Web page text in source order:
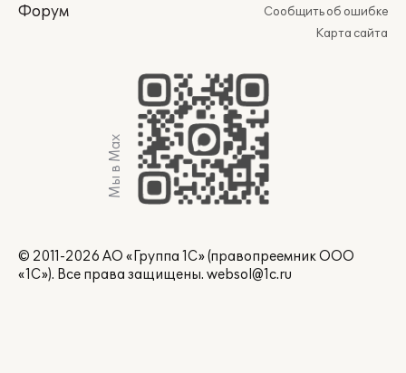
Форум
Сообщить об ошибке
Карта сайта
Мы в Max
© 2011-2026 АО «Группа 1С» (правопреемник ООО
«1С»). Все права защищены. websol@1c.ru